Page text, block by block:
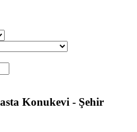
Konukevi - Şehir